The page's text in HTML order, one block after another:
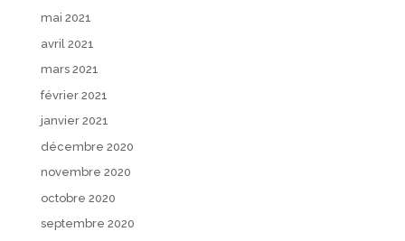
mai 2021
avril 2021
mars 2021
février 2021
janvier 2021
décembre 2020
novembre 2020
octobre 2020
septembre 2020